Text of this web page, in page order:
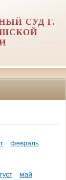
СУД Г.
февраль
май